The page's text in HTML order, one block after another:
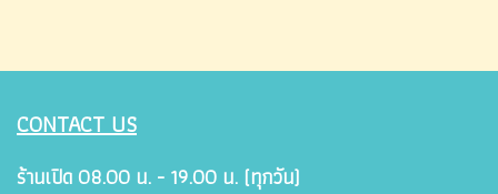
CONTACT US
ร้านเปิด 08.00 น. - 19.00 น. (ทุกวัน)